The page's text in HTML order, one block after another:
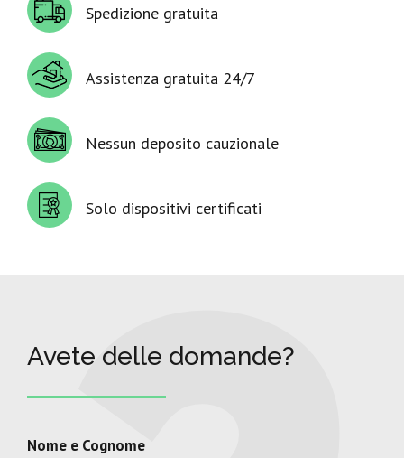
Spedizione gratuita
Assistenza gratuita 24/7
Nessun deposito cauzionale
Solo dispositivi certificati
Avete delle domande?
Nome e Cognome